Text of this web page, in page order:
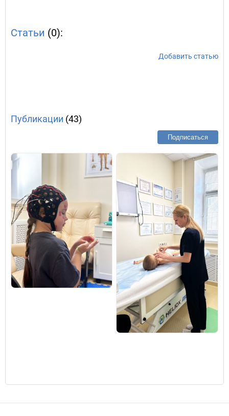
Статьи (0):
Добавить статью
Публикации (43)
Подписаться